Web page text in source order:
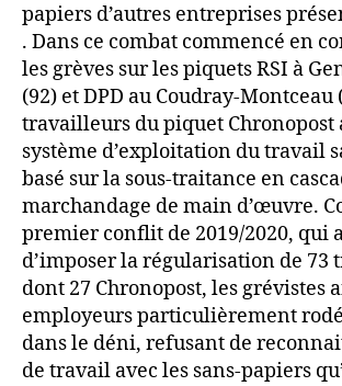
papiers d’autres entreprises
. Dans ce combat commencé en
les grèves sur les piquets RSI à
(92) et DPD au Coudray-Montceau
travailleurs du piquet
système d’exploitation du travail
basé sur la sous-traitance en
marchandage de main d’œuvre.
premier conflit de 2019/2020, qui
d’imposer la régularisation de 73
dont 27 Chronopost, les grévistes
employeurs particulièrement
dans le déni, refusant de
de travail avec les sans-papiers